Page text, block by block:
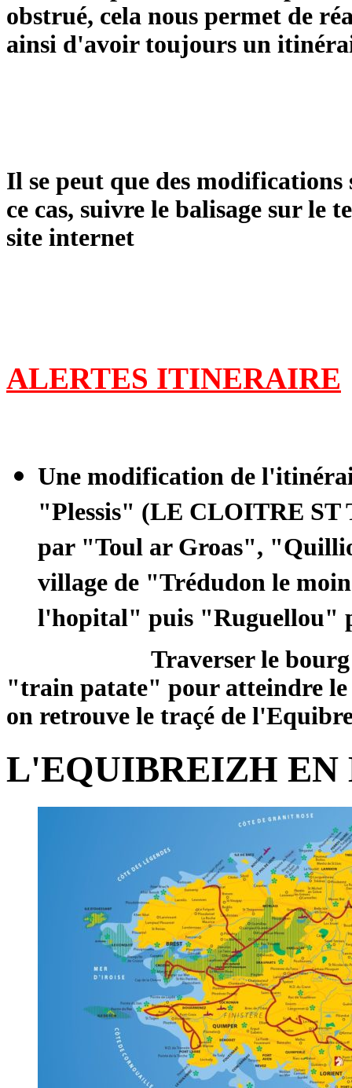
obstrué, cela nous permet de
ainsi d'avoir toujours un
Il se peut que des
ce cas, suivre le balisage sur le
site internet
ALERTES ITINERAIRE
Une modification de
"Plessis" (LE CLOITRE ST
par "Toul ar Groas",
village de "Trédudon le
l'hopital" puis "Ruguellou"
Traverser le bourg puis
"train patate" pour
on retrouve le traçé de
L'EQUIBREIZH EN